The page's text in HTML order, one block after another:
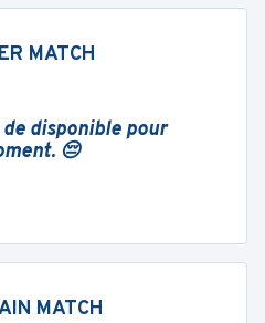
MATCH
disponible pour
😔
MATCH